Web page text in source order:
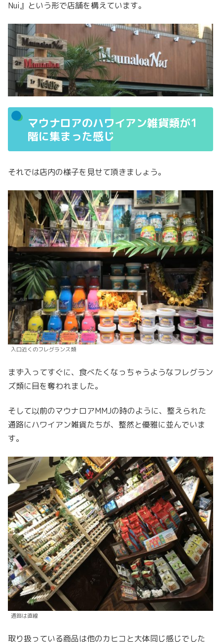
Nui』という形で店舗を構えています。
マウナロアのハワイアン雑貨類が1
階に集まった感じ
それでは店内の様子を見せて頂きましょう。
入口近くのフレグランス類
まず入ってすぐに、食べたくなっちゃうようなフレグラン
ズ類に目を奪われました。
そして以前のマウナロアMMJの時のように、整えられた
通路にハワイアン雑貨たちが、整然と優雅に並んでいま
す。
通路は直線
取り扱っている商品は他のカヒコと大体同じ感じでした